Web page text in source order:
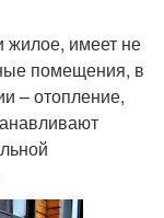
жилое, имеет не
помещения, в
– отопление,